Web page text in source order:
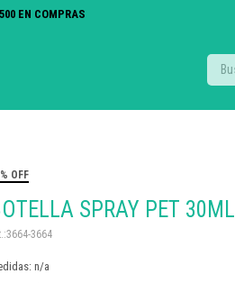
EN COMPRAS
OFF
SPRAY PET 30ML
3664-3664
n/a